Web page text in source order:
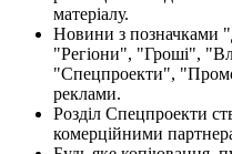
матеріалу.
Новини з позначками
"Регіони", "Гроші",
"Спецпроекти",
реклами.
Розділ Спецпроекти
комерційними